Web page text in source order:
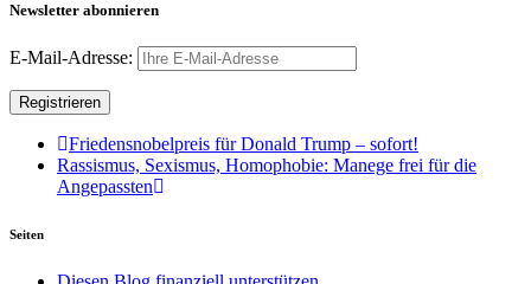
Newsletter abonnieren
E-Mail-Adresse:
Friedensnobelpreis für Donald Trump – sofort!
Rassismus, Sexismus, Homophobie: Manege frei für die
Angepassten
Seiten